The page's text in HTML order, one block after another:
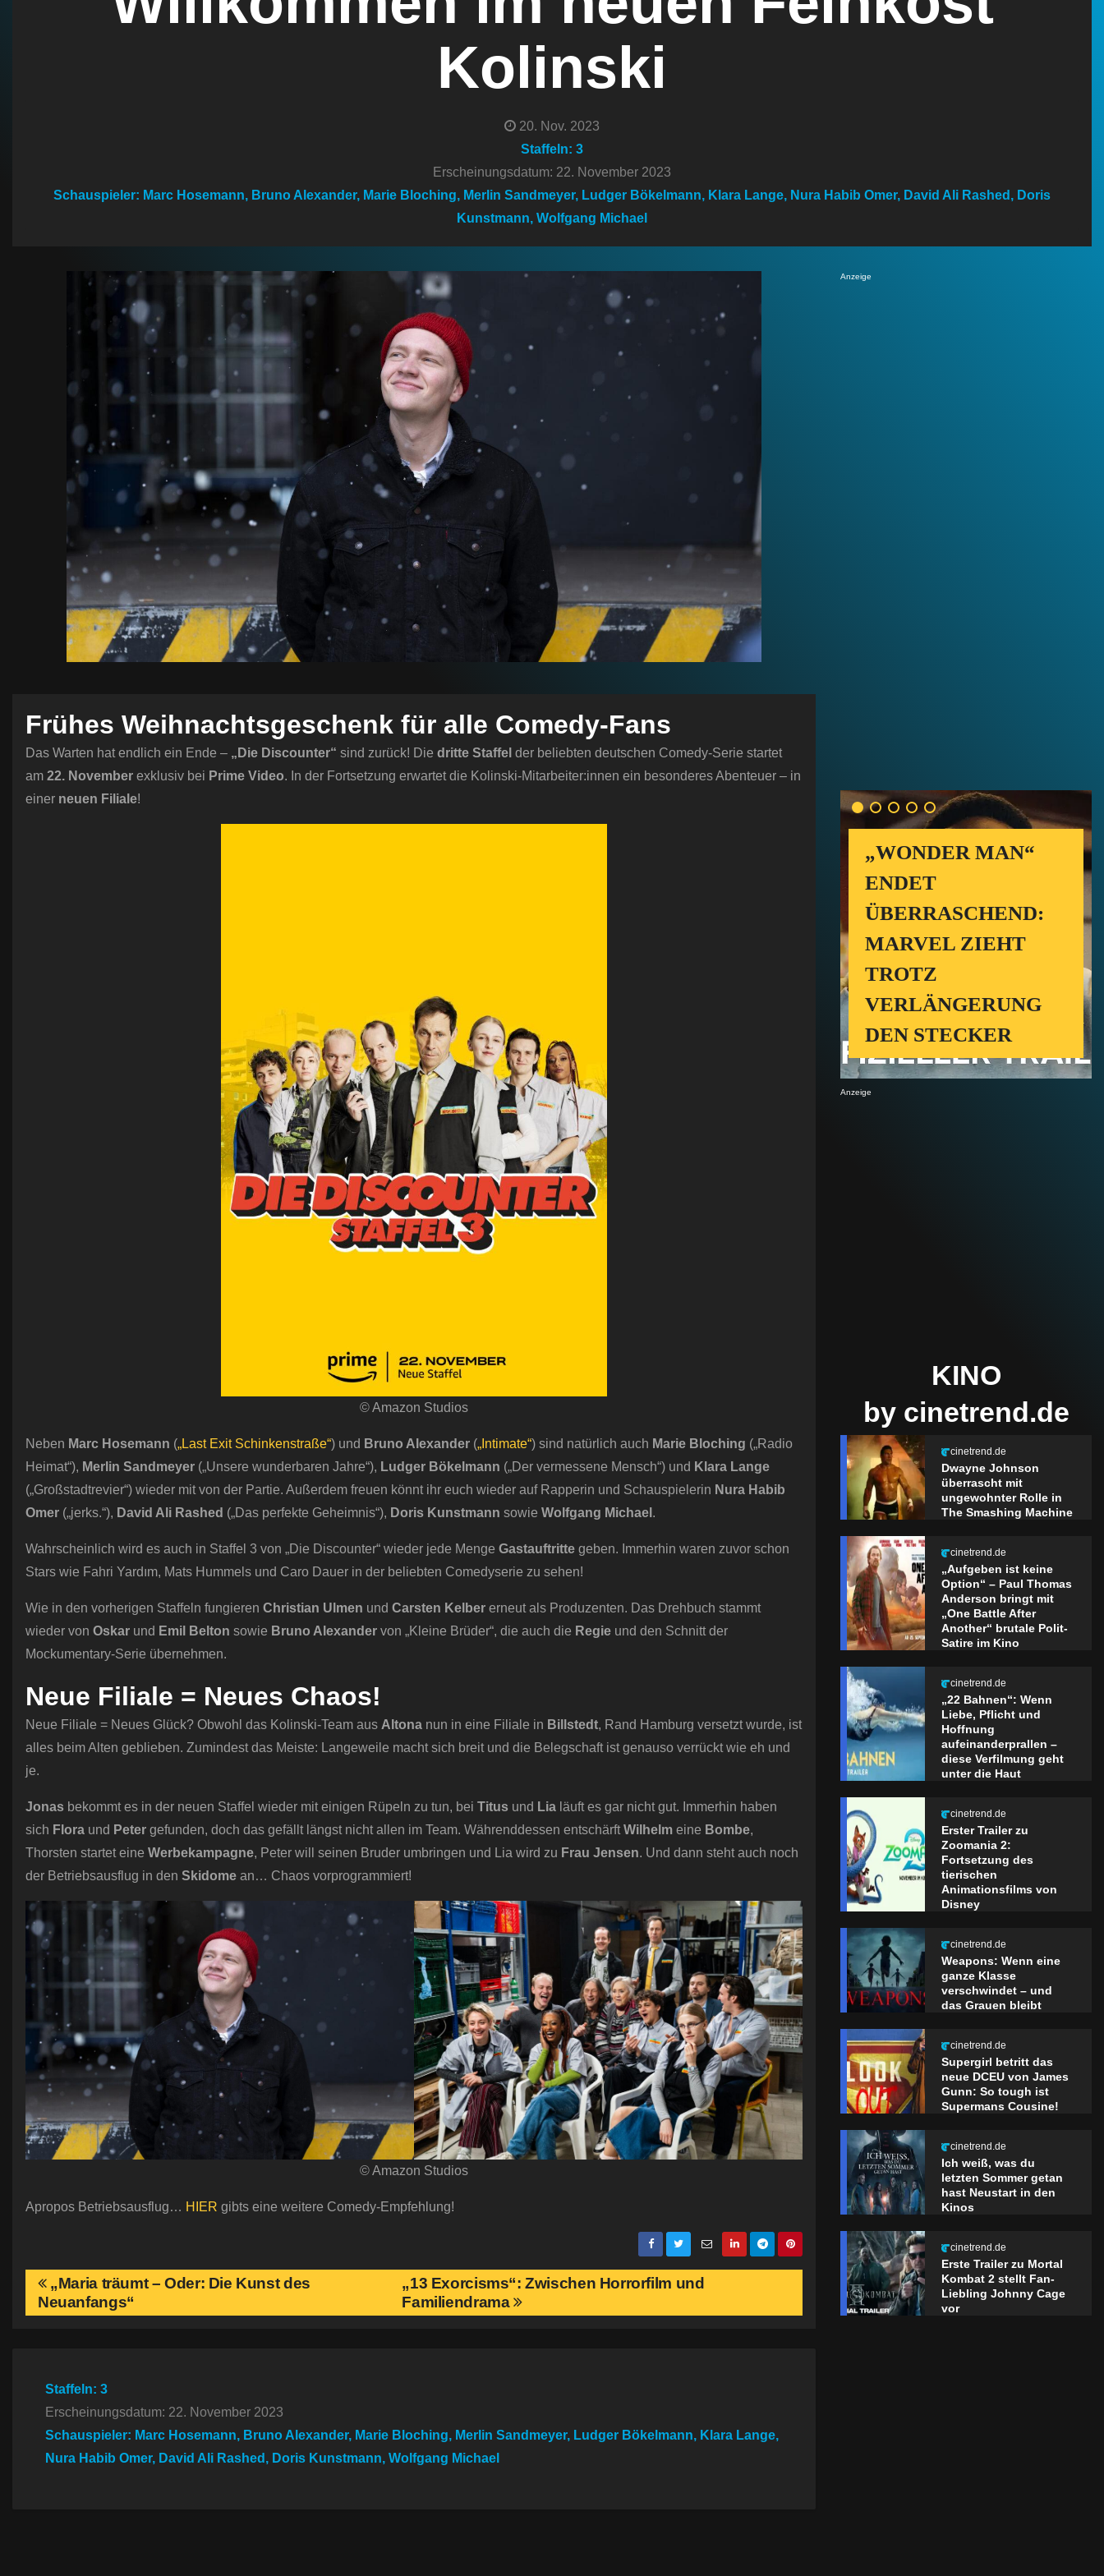
Kolinski
20. Nov. 2023
Staffeln: 3
Erscheinungsdatum: 22. November 2023
Schauspieler: Marc Hosemann, Bruno Alexander, Marie Bloching, Merlin Sandmeyer, Ludger Bökelmann, Klara Lange, Nura Habib Omer, David Ali Rashed, Doris
Kunstmann, Wolfgang Michael
Frühes Weihnachtsgeschenk für alle Comedy-Fans
Das Warten hat endlich ein Ende – „Die Discounter“ sind zurück! Die dritte Staffel der beliebten deutschen Comedy-Serie startet
am 22. November exklusiv bei Prime Video. In der Fortsetzung erwartet die Kolinski-Mitarbeiter:innen ein besonderes Abenteuer – in
einer neuen Filiale!
© Amazon Studios
Neben Marc Hosemann („Last Exit Schinkenstraße“) und Bruno Alexander („Intimate“) sind natürlich auch Marie Bloching („Radio
Heimat“), Merlin Sandmeyer („Unsere wunderbaren Jahre“), Ludger Bökelmann („Der vermessene Mensch“) und Klara Lange
(„Großstadtrevier“) wieder mit von der Partie. Außerdem freuen könnt ihr euch wieder auf Rapperin und Schauspielerin Nura Habib
Omer („jerks.“), David Ali Rashed („Das perfekte Geheimnis“), Doris Kunstmann sowie Wolfgang Michael .
Wahrscheinlich wird es auch in Staffel 3 von „Die Discounter“ wieder jede Menge Gastauftritte geben. Immerhin waren zuvor schon
Stars wie Fahri Yardım, Mats Hummels und Caro Dauer in der beliebten Comedyserie zu sehen!
Wie in den vorherigen Staffeln fungieren Christian Ulmen und Carsten Kelber erneut als Produzenten. Das Drehbuch stammt
wieder von Oskar und Emil Belton sowie Bruno Alexander von „Kleine Brüder“, die auch die Regie und den Schnitt der
Mockumentary-Serie übernehmen.
Neue Filiale = Neues Chaos!
Neue Filiale = Neues Glück? Obwohl das Kolinski-Team aus Altona nun in eine Filiale in Billstedt, Rand Hamburg versetzt wurde, ist
alles beim Alten geblieben. Zumindest das Meiste: Langeweile macht sich breit und die Belegschaft ist genauso verrückt wie eh und
je.
Jonas bekommt es in der neuen Staffel wieder mit einigen Rüpeln zu tun, bei Titus und Lia läuft es gar nicht gut. Immerhin haben
sich Flora und Peter gefunden, doch das gefällt längst nicht allen im Team. Währenddessen entschärft Wilhelm eine Bombe,
Thorsten startet eine Werbekampagne, Peter will seinen Bruder umbringen und Lia wird zu Frau Jensen. Und dann steht auch noch
der Betriebsausflug in den Skidome an… Chaos vorprogrammiert!
© Amazon Studios
Apropos Betriebsausflug… HIER gibts eine weitere Comedy-Empfehlung!
B
e
„13 Exorcisms“: Zwischen Horrorfilm und
Familiendrama
„Maria träumt – Oder: Die Kunst des
Neuanfangs“
Staffeln: 3
Erscheinungsdatum: 22. November 2023
Schauspieler: Marc Hosemann, Bruno Alexander, Marie Bloching, Merlin Sandmeyer, Ludger Bökelmann, Klara Lange,
Nura Habib Omer, David Ali Rashed, Doris Kunstmann, Wolfgang Michael
Anzeige
„WONDER MAN“
ENDET
ÜBERRASCHEND:
MARVEL ZIEHT
TROTZ
VERLÄNGERUNG
DEN STECKER
Anzeige
KINO
by cinetrend.de
cinetrend.de
Dwayne Johnson
überrascht mit
ungewohnter Rolle in
The Smashing Machine
cinetrend.de
„Aufgeben ist keine
Option“ – Paul Thomas
Anderson bringt mit
„One Battle After
Another“ brutale Polit-
Satire im Kino
cinetrend.de
„22 Bahnen“: Wenn
Liebe, Pflicht und
Hoffnung
aufeinanderprallen –
diese Verfilmung geht
unter die Haut
cinetrend.de
Erster Trailer zu
Zoomania 2:
Fortsetzung des
tierischen
Animationsfilms von
Disney
cinetrend.de
Weapons: Wenn eine
ganze Klasse
verschwindet – und
das Grauen bleibt
cinetrend.de
Supergirl betritt das
neue DCEU von James
Gunn: So tough ist
Supermans Cousine!
cinetrend.de
Ich weiß, was du
letzten Sommer getan
hast Neustart in den
Kinos
cinetrend.de
Erste Trailer zu Mortal
Kombat 2 stellt Fan-
Liebling Johnny Cage
vor